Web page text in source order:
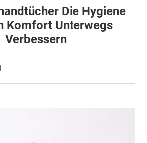
Die Hygiene
Komfort Unterwegs
Verbessern